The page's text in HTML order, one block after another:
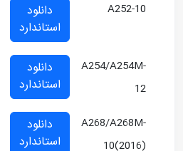
A252-10
دانلود
استاندارد
A254/A254M-
12
دانلود
استاندارد
A268/A268M-
10(2016)
دانلود
استاندارد